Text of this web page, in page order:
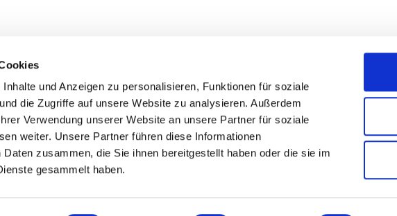
und Anzeigen zu personalisieren, Funktionen für soziale
die Zugriffe auf unsere Website zu analysieren. Außerdem
Verwendung unserer Website an unsere Partner für soziale
weiter. Unsere Partner führen diese Informationen
zusammen, die Sie ihnen bereitgestellt haben oder die sie im
gesammelt haben.
Hawks e.V.
Folge uns auf Social-Media